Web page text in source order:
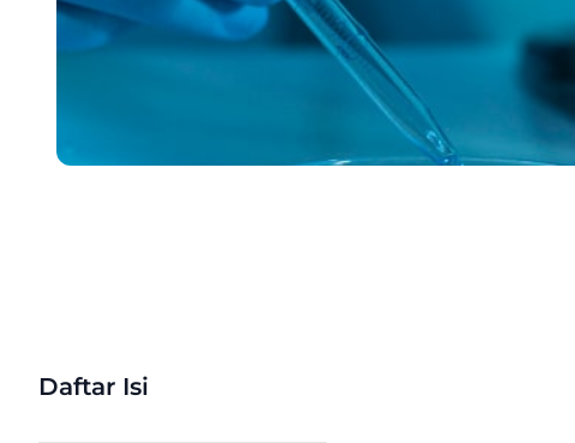
Daftar Isi